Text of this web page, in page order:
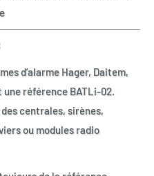
d’alarme Hager, Daitem,
référence BATLi-02.
centrales, sirènes,
ou modules radio